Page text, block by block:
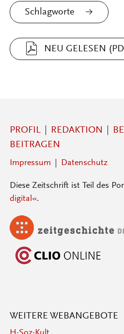
Schlagworte
NEU GELESEN
PROFIL REDAKTION
BEITRAGEN
Impressum Datenschutz
Diese Zeitschrift ist Teil des
digital«.
WEITERE WEBANGEBOTE